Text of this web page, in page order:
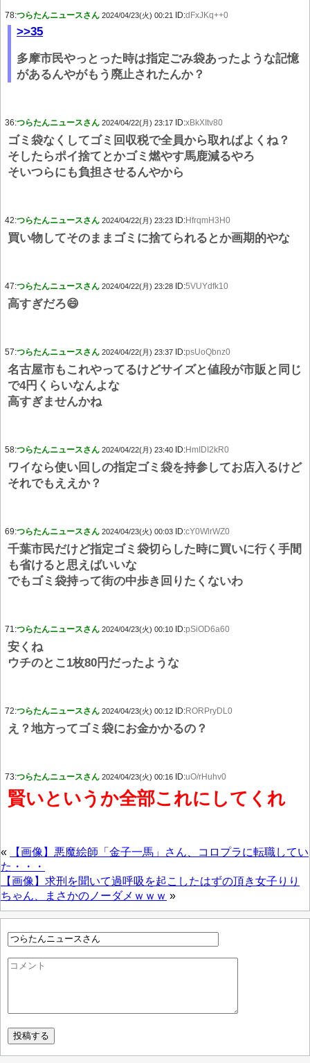
78:つらたんニュースさん 2024/04/23(火) 00:21 ID:dFxJKq++0
>>35
多摩市民やっとった時は指定ごみ袋あったような記憶
があるんやがもう廃止されたんか？
36:つらたんニュースさん 2024/04/22(月) 23:17 ID:xBkXItv80
ゴミ袋なくしてゴミ回収税で全員から取ればよくね？
そしたらポイ捨てとかゴミ燃やす馬鹿減るやろ
そいつらにも負担させるんやから
42:つらたんニュースさん 2024/04/22(月) 23:23 ID:HfrqmH3H0
買い物してそのままゴミに捨てられるとか画期的やな
47:つらたんニュースさん 2024/04/22(月) 23:28 ID:5VUYdfk10
高すぎだろ😄
57:つらたんニュースさん 2024/04/22(月) 23:37 ID:psUoQbnz0
名古屋市もこれやってるけどサイズと値段が市販と同じ
で4円くらいなんよな
高すぎませんかね
58:つらたんニュースさん 2024/04/22(月) 23:40 ID:HmIDI2kR0
ワイなら使い回しの指定ゴミ袋を持参してお店入るけど
それでもええか？
69:つらたんニュースさん 2024/04/23(火) 00:03 ID:cY0WlrWZ0
千葉市民だけど指定ゴミ袋切らした時に買いに行く手間
も省けると思えばいいな
でもゴミ袋持って街の中歩き回りたくないわ
71:つらたんニュースさん 2024/04/23(火) 00:10 ID:pSiOD6a60
安くね
ウチのとこ1枚80円だったような
72:つらたんニュースさん 2024/04/23(火) 00:12 ID:RORPryDL0
え？地方ってゴミ袋にお金かかるの？
73:つらたんニュースさん 2024/04/23(火) 00:16 ID:uO/rHuhv0
賢いというか全部これにしてくれ
«
【画像】悪魔絵師「金子一馬」さん、コロプラに転職してい
た・・・
【画像】求刑を聞いて過呼吸を起こしたはずの頂き女子りり
ちゃん、まさかのノーダメｗｗｗ »